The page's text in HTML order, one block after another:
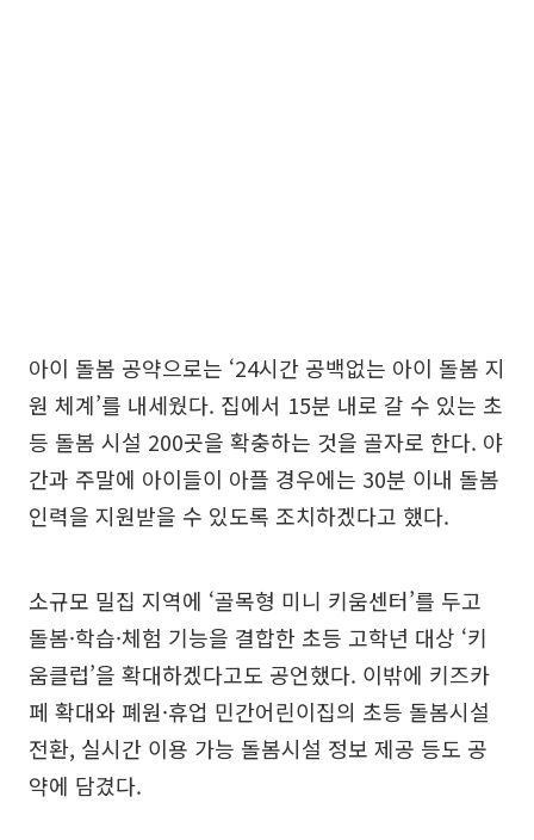
아이 돌봄 공약으로는 ‘24시간 공백없는 아이 돌봄 지
원 체계’를 내세웠다. 집에서 15분 내로 갈 수 있는 초
등 돌봄 시설 200곳을 확충하는 것을 골자로 한다. 야
간과 주말에 아이들이 아플 경우에는 30분 이내 돌봄
인력을 지원받을 수 있도록 조치하겠다고 했다.
소규모 밀집 지역에 ‘골목형 미니 키움센터’를 두고
돌봄·학습·체험 기능을 결합한 초등 고학년 대상 ‘키
움클럽’을 확대하겠다고도 공언했다. 이밖에 키즈카
페 확대와 폐원·휴업 민간어린이집의 초등 돌봄시설
전환, 실시간 이용 가능 돌봄시설 정보 제공 등도 공
약에 담겼다.